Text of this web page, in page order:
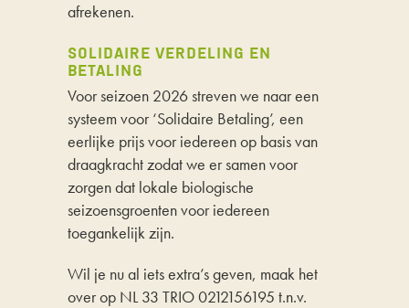
afrekenen.
SOLIDAIRE VERDELING EN
BETALING
Voor seizoen 2026 streven we naar een
systeem voor‘Solidaire Betaling’, een
eerlijke prijs voor iedereen op basis van
draagkracht zodat we er samen voor
zorgen dat lokale biologische
seizoensgroenten voor iedereen
toegankelijk zijn.
Wil je nu al iets extra’s geven, maak het
over op NL 33 TRIO 0212156195 t.n.v.